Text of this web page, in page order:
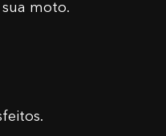
moto.